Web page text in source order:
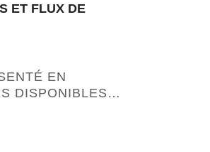
ET FLUX DE
EN
DISPONIBLES…